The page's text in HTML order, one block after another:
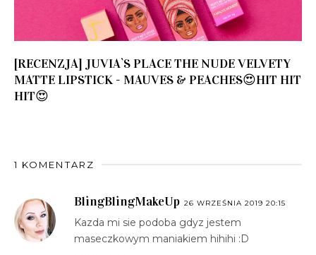
[RECENZJA] JUVIA`S PLACE THE NUDE VELVETY
MATTE LIPSTICK - MAUVES & PEACHES😍HIT HIT
HIT😍
1 KOMENTARZ
BlingBlingMakeUp 26 WRZEŚNIA 2019 20:15
Kazda mi sie podoba gdyz jestem
maseczkowym maniakiem hihihi :D